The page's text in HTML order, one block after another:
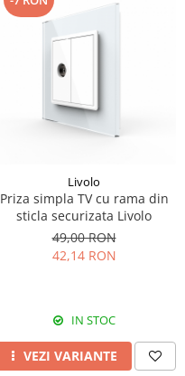
Livolo
Priza simpla TV cu rama din
sticla securizata Livolo
49,00 RON
42,14 RON
IN STOC
VEZI VARIANTE